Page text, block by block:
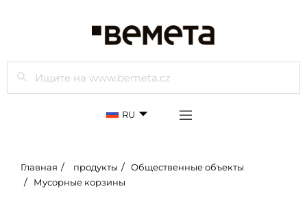
Просмотр
RU
Главная продукты
Общественные объекты
Мусорные корзины